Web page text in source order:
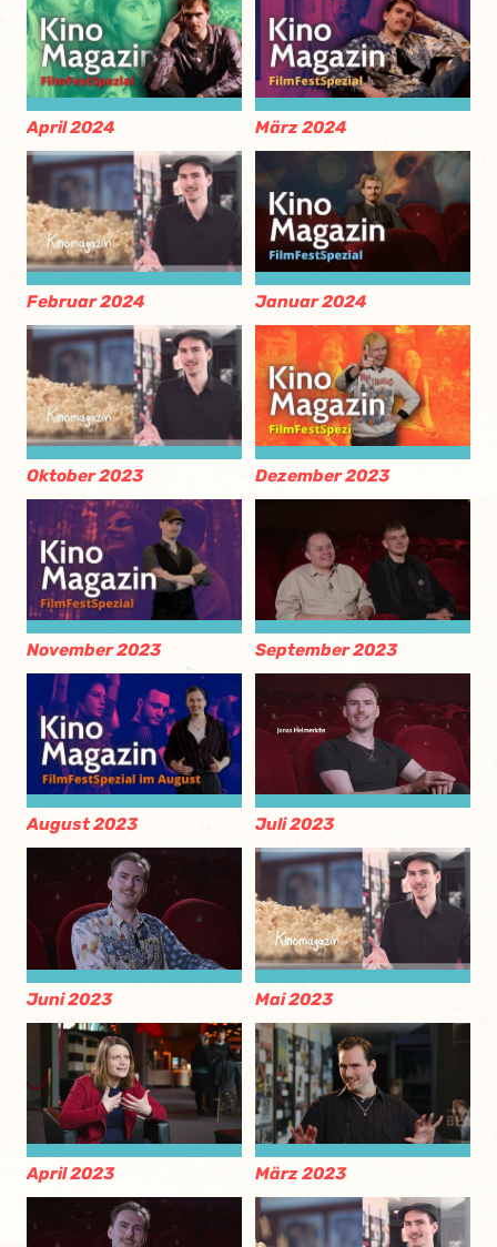
April 2024 März 2024
Februar 2024 Januar 2024
Oktober 2023 Dezember 2023
November 2023 September 2023
August 2023 Juli 2023
Juni 2023 Mai 2023
April 2023 März 2023